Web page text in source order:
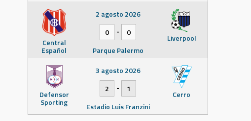
Central
Español
Liverpool
2 agosto 2026
0
-
0
Parque Palermo
Defensor
Sporting
Cerro
3 agosto 2026
2
-
1
Estadio Luis Franzini